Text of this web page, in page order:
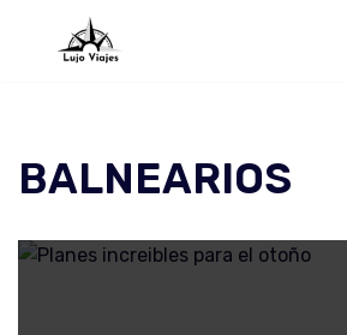
Saltar
BALNEARIOS